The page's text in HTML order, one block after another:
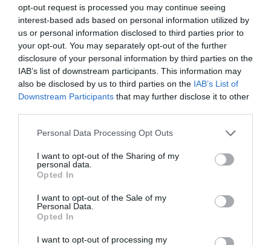
opt-out request is processed you may continue seeing
interest-based ads based on personal information utilized by
us or personal information disclosed to third parties prior to
your opt-out. You may separately opt-out of the further
disclosure of your personal information by third parties on the
IAB’s list of downstream participants. This information may
also be disclosed by us to third parties on the IAB’s List of
Downstream Participants that may further disclose it to other
Please note that this website/app uses one or more Google
not limited to your visit or usage behaviour. You may click to
grant or deny consent to Google and its third-party tags to
use your data for below specified purposes in below Google
consent section.
Personal Data Processing Opt Outs
I want to opt-out of the Sharing of my
personal data.
Opted In
I want to opt-out of the Sale of my
Personal Data.
Opted In
I want to opt-out of processing my
Értékelések Értékeld Te is
5.0
Összesen 3
5 3
4 0
3 0
2 0
nagyon finom volt, a